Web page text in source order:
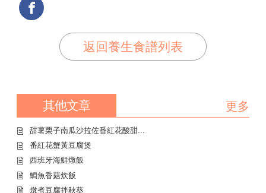
返回養生食譜列表
其他文章 更多
甜薯栗子南瓜沙拉佐番紅花酸甜...
番紅花蟹黃豆腐煲
西班牙海鮮燉飯
鯛魚香菇炊飯
燉煮豆腐拌秋葵